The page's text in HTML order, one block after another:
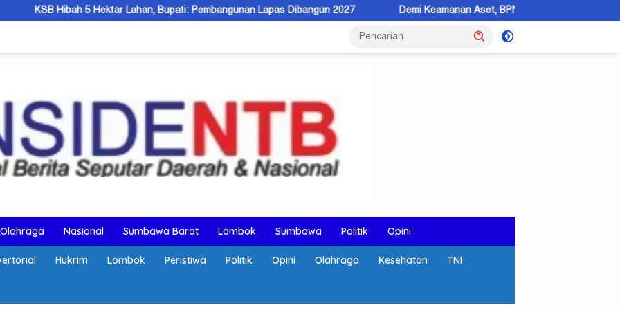
Lahan, Bupati: Pembangunan Lapas Dibangun 2027 Demi Keamanan Aset, BPN KSB Dorong Warga Beralih ke Sertipikat
Olahraga Nasional Sumbawa Barat Lombok Sumbawa Politik Opini
Hukrim Lombok Peristiwa Politik Opini Olahraga Kesehatan TNI